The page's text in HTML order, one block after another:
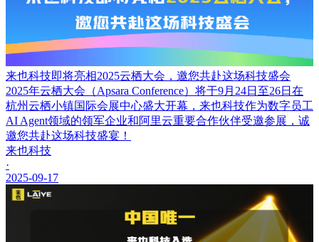
来也科技即将亮相2025云栖大会，邀您共赴这场科技盛会
2025年云栖大会（Apsara Conference）将于9月24日至26日在
杭州云栖小镇国际会展中心盛大开幕，来也科技作为数字员工
AI Agent领域的领军企业和阿里云重要合作伙伴受邀参展，诚
邀您共赴这场科技盛宴！
来也科技
·
2025-09-17